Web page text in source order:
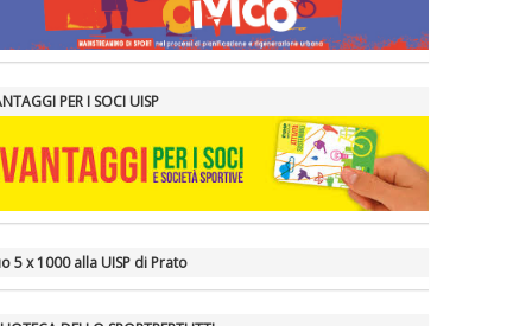
PER I SOCI UISP
5 x 1000 alla UISP di Prato